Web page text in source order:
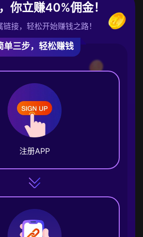
你立赚40%佣金！
链接，轻松开始赚钱之路！
单三步，轻松赚钱
注册APP